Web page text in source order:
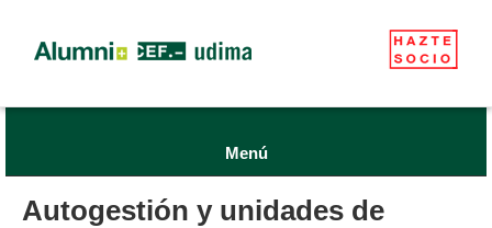
Menú
Autogestión y unidades de